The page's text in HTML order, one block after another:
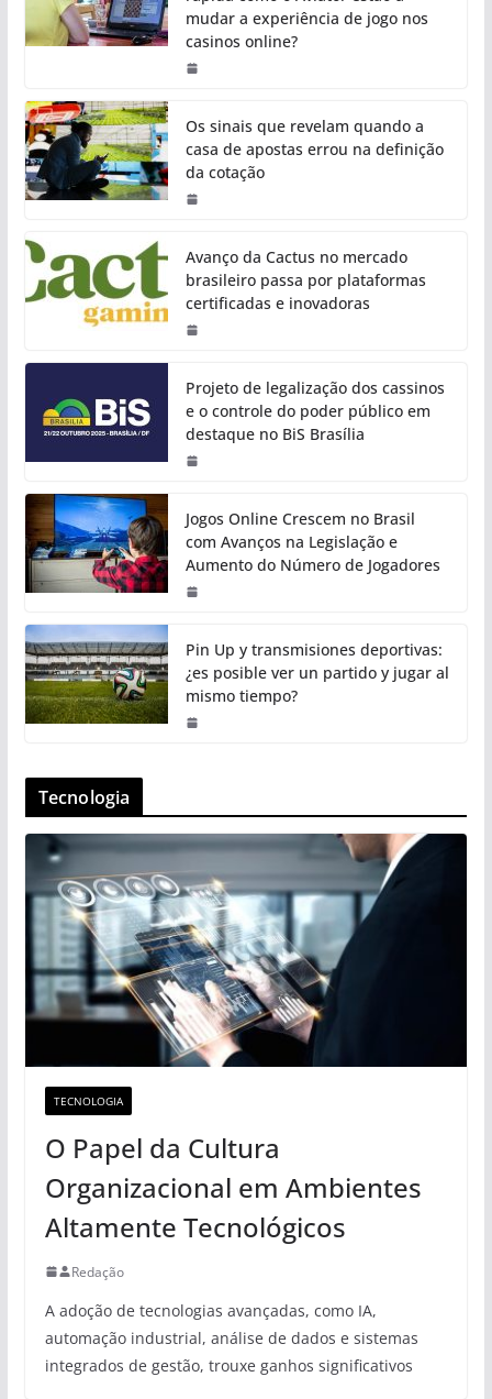
mudar a experiência de jogo nos
casinos online?
Os sinais que revelam quando a
casa de apostas errou na definição
da cotação
Avanço da Cactus no mercado
brasileiro passa por plataformas
certificadas e inovadoras
Projeto de legalização dos cassinos
e o controle do poder público em
destaque no BiS Brasília
Jogos Online Crescem no Brasil
com Avanços na Legislação e
Aumento do Número de Jogadores
Pin Up y transmisiones deportivas:
¿es posible ver un partido y jugar al
mismo tiempo?
Tecnologia
TECNOLOGIA
O Papel da Cultura
Organizacional em Ambientes
Altamente Tecnológicos
Redação
A adoção de tecnologias avançadas, como IA,
automação industrial, análise de dados e sistemas
integrados de gestão, trouxe ganhos significativos